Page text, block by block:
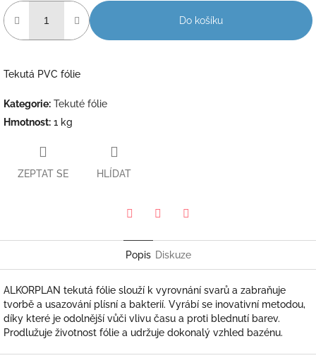
Do košíku
Tekutá PVC fólie
Kategorie: Tekuté fólie
Hmotnost: 1 kg
ZEPTAT SE HLÍDAT
Popis Diskuze
ALKORPLAN tekutá fólie slouží k vyrovnání svarů a zabraňuje
tvorbě a usazování plísní a bakterií. Vyrábí se inovativní metodou,
díky které je odolnější vůči vlivu času a proti blednutí barev.
Prodlužuje životnost fólie a udržuje dokonalý vzhled bazénu.